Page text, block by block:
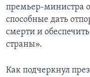
премьер-министра
способные дать
смерти и
страны».
Как подчеркнул